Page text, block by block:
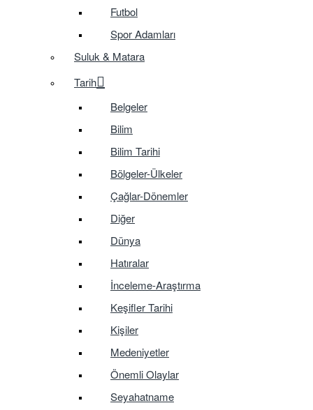
Futbol
Spor Adamları
Suluk & Matara
Tarih
Belgeler
Bilim
Bilim Tarihi
Bölgeler-Ülkeler
Çağlar-Dönemler
Diğer
Dünya
Hatıralar
İnceleme-Araştırma
Keşifler Tarihi
Kişiler
Medeniyetler
Önemli Olaylar
Seyahatname